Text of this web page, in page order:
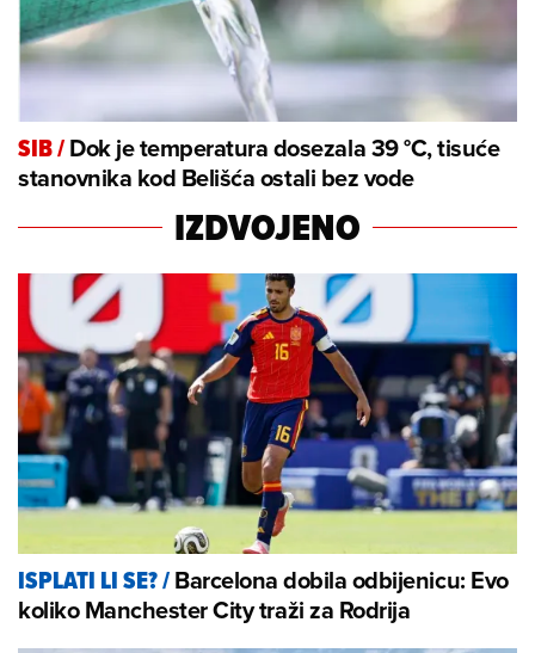
SIB/Dok je temperatura dosezala 39 °C, tisuće
stanovnika kod Belišća ostali bez vode
IZDVOJENO
ISPLATI LI SE?/Barcelona dobila odbijenicu: Evo
koliko Manchester City traži za Rodrija